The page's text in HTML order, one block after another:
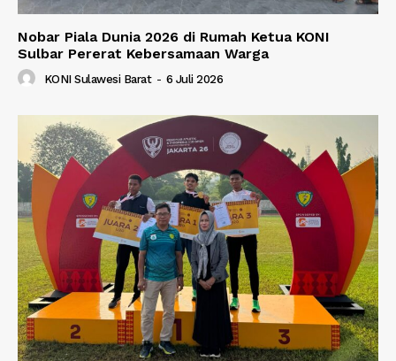
Nobar Piala Dunia 2026 di Rumah Ketua KONI
Sulbar Pererat Kebersamaan Warga
KONI Sulawesi Barat - 6 Juli 2026